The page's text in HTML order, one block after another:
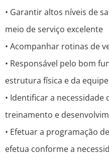
• Garantir altos níveis de
meio de serviço excelente
• Acompanhar rotinas de
• Responsável pelo bom
estrutura física e da
• Identificar a necessidade
treinamento e
• Efetuar a programação
efetua conforme a